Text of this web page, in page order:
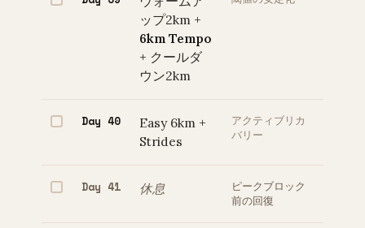
ップ2km +
6km Tempo
+ クールダ
ウン2km
Day 40
Easy 6km +
Strides
アクティブリカ
バリー
Day 41 休息
ピークブロック
前の回復